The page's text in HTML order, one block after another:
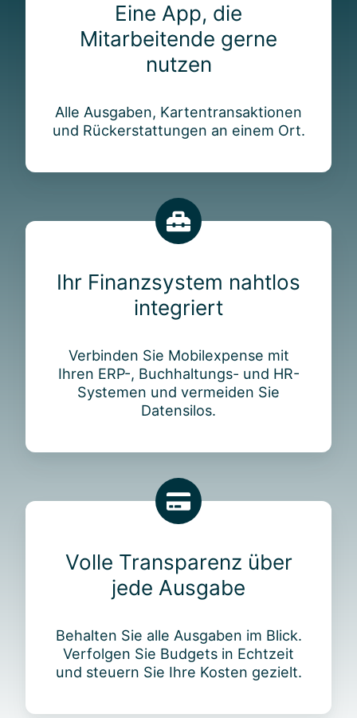
e
A
p
p
d
i
M
t
a
r
e
i
n
d
e
g
n
e
t
z
e
Eine App, die
Mitarbeitende gerne
nutzen
Alle Ausgaben, Kartentransaktionen
und Rückerstattungen an einem Ort.
I
F
i
a
n
z
e
m
h
t
l
s
i
n
Ihr Finanzsystem nahtlos
integriert
Verbinden Sie Mobilexpense mit
Ihren ERP-, Buchhaltungs- und HR-
Systemen und vermeiden Sie
Datensilos.
V
l
e
r
a
n
Volle Transparenz über
jede Ausgabe
Behalten Sie alle Ausgaben im Blick.
Verfolgen Sie Budgets in Echtzeit
und steuern Sie Ihre Kosten gezielt.